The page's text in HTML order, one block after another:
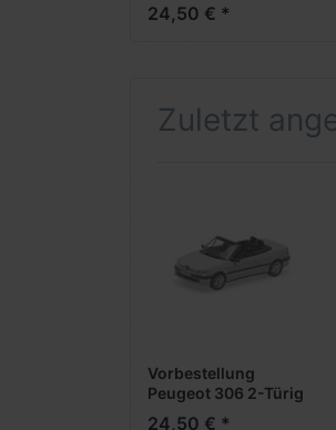
24,50 € *
Zuletzt
Vorbestellung
Peugeot 306 2-Türig
-1998- -rot-metallic-
24,50 € *